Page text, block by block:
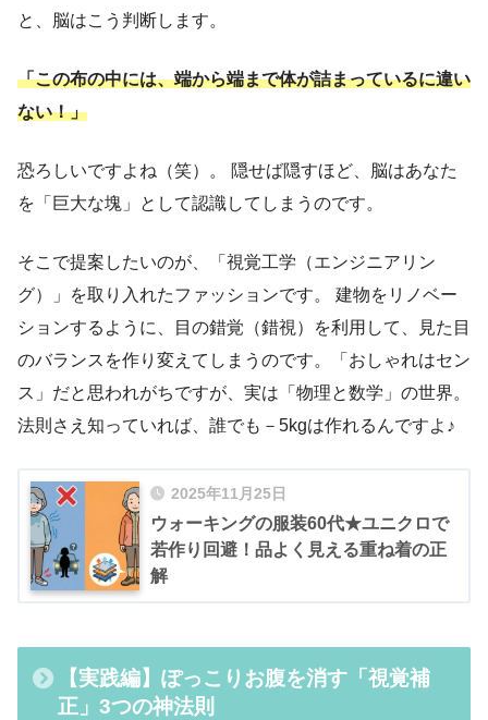
と、脳はこう判断します。
「この布の中には、端から端まで体が詰まっているに違い
ない！」
恐ろしいですよね（笑）。 隠せば隠すほど、脳はあなた
を「巨大な塊」として認識してしまうのです。
そこで提案したいのが、「視覚工学（エンジニアリン
グ）」を取り入れたファッションです。 建物をリノベー
ションするように、目の錯覚（錯視）を利用して、見た目
のバランスを作り変えてしまうのです。「おしゃれはセン
ス」だと思われがちですが、実は「物理と数学」の世界。
法則さえ知っていれば、誰でも－5kgは作れるんですよ♪
2025年11月25日
ウォーキングの服装60代★ユニクロで
若作り回避！品よく見える重ね着の正
解
【実践編】ぽっこりお腹を消す「視覚補
正」3つの神法則